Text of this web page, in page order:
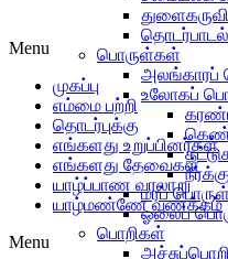
பொருள்கள்
அலங்காரப்
உலோகப்
மரப்
ஓலைப்
பொறிகள்
Menu
முகப்பு
எம்மை பற்றி
தொடர்புக்கு
எங்களது உறுப்பினர்கள்
எங்களது தேவைகள்
யாழ்ப்பாண வரலாறு
யாழ்மண்ணே வணக்கம்
Menu